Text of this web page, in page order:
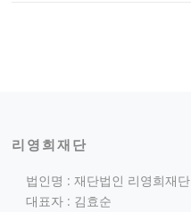
리영희재단
법인명 : 재단법인 리영희재단
대표자 : 김효순